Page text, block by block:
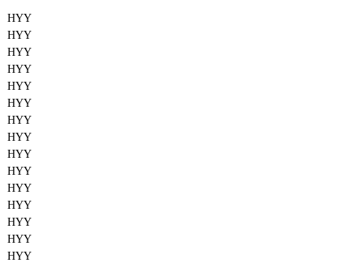
HYY
HYY
HYY
HYY
HYY
HYY
HYY
HYY
HYY
HYY
HYY
HYY
HYY
HYY
HYY